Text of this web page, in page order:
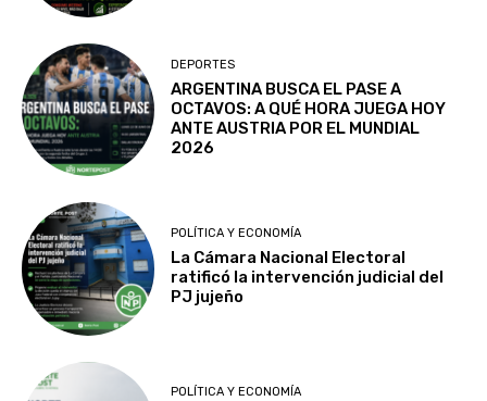
DEPORTES
ARGENTINA BUSCA EL PASE A
OCTAVOS: A QUÉ HORA JUEGA HOY
ANTE AUSTRIA POR EL MUNDIAL
2026
POLÍTICA Y ECONOMÍA
La Cámara Nacional Electoral
ratificó la intervención judicial del
PJ jujeño
POLÍTICA Y ECONOMÍA